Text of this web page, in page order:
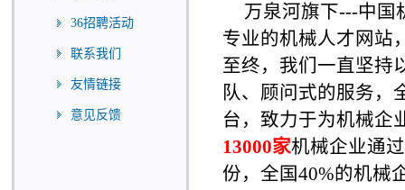
36招聘活动
联系我们
友情链接
意见反馈
万泉河旗下---中国
专业的机械人才网站
至终，我们一直坚持
队、顾问式的服务，
台，致力于为机械企
13000家机械企业通过
份，全国40%的机械